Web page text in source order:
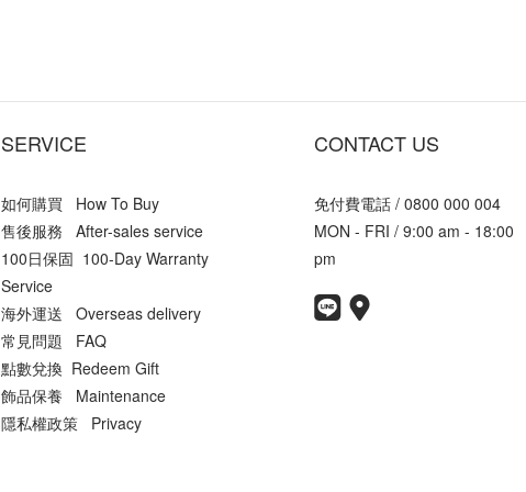
SERVICE
如何購買 How To Buy
售後服務 After-sales service
100日保固 100-Day Warranty
Service
海外運送 Overseas delivery
常見問題 FAQ
點數兌換 Redeem Gift
飾品保養 Maintenance
隱私權政策 Privacy
CONTACT US
免付費電話 / 0800 000 004
MON - FRI / 9:00 am - 18:00
pm